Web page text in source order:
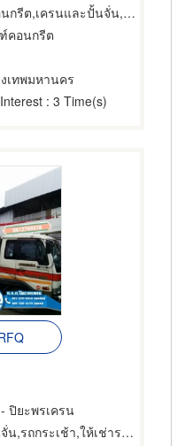
ะปั้นจั่น,ผู้รับเหมาตอกและเจาะเสาเข็ม
คอนกรีต
เทพมหานคร
Interest : 3 Time(s)
ปิยะพรเครน
กระเช้า,ให้เช่ารถแทรกเตอร์